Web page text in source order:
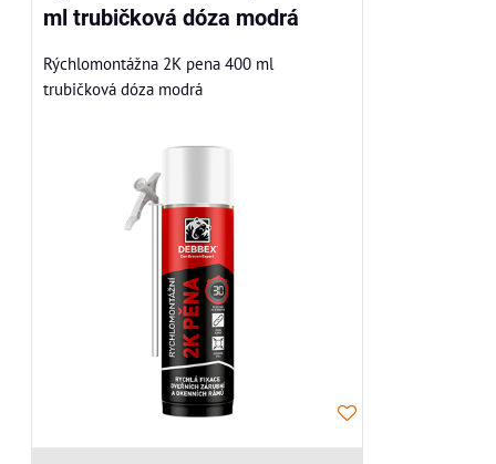
ml trubičková dóza modrá
Rýchlomontážna 2K pena 400 ml
trubičková dóza modrá